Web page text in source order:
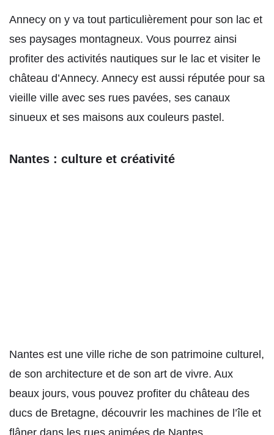
Annecy on y va tout particulièrement pour son lac et
ses paysages montagneux. Vous pourrez ainsi
profiter des activités nautiques sur le lac et visiter le
château d’Annecy. Annecy est aussi réputée pour sa
vieille ville avec ses rues pavées, ses canaux
sinueux et ses maisons aux couleurs pastel.
Nantes : culture et créativité
Nantes est une ville riche de son patrimoine culturel,
de son architecture et de son art de vivre. Aux
beaux jours, vous pouvez profiter du château des
ducs de Bretagne, découvrir les machines de l’île et